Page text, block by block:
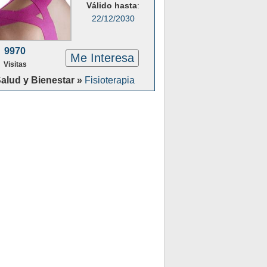
Válido hasta:
22/12/2030
9970
Visitas Me Interesa
y Bienestar » Fisioterapia